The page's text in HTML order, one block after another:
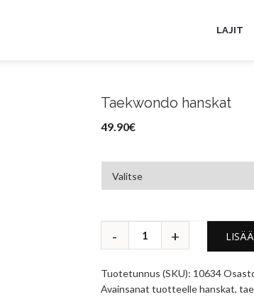
LAJIT
Taekwondo hanskat
49.90€
Tuotetunnus (SKU): 10634
Avainsanat tuotteellehanskat,